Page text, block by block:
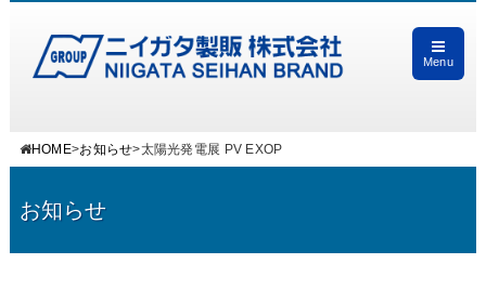
Menu
HOME>お知らせ>太陽光発電展 PV EXOP
お知らせ